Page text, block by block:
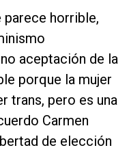
parece horrible,
aceptación de la
porque la mujer
trans, pero es una
Carmen
de elección